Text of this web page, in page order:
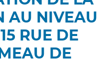
AU NIVEAU
RUE DE
DE